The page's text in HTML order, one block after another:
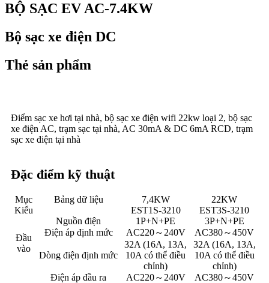
BỘ SẠC EV AC-7.4KW
Bộ sạc xe điện DC
Thẻ sản phẩm
Điểm sạc xe hơi tại nhà, bộ sạc xe điện wifi 22kw loại 2, bộ sạc
xe điện AC, trạm sạc tại nhà, AC 30mA & DC 6mA RCD, trạm
sạc xe điện tại nhà
Đặc điểm kỹ thuật
Mục Bảng dữ liệu 7,4KW
22KW
Kiểu
EST1S-3210 EST3S-3210
Đầu
vào
Nguồn điện 1P+N+PE
3P+N+PE
Điện áp định mức
AC220～240V AC380～450V
Dòng điện định mức
32A (16A, 13A,
10A có thể điều
chỉnh)
32A (16A, 13A,
10A có thể điều
chỉnh)
Điện áp đầu ra AC220～240V AC380～450V